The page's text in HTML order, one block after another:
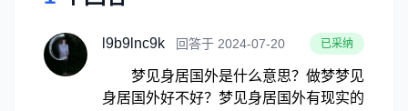
l9b9lnc9k 回答于 2024-07-20 已采纳
梦见身居国外是什么意思？做梦梦见
身居国外好不好？梦见身居国外有现实的